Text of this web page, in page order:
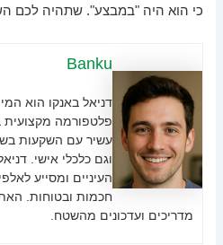
כי הוא היה "במבצע". שתהיה לכם
Banku
פלטפורמה מקצועית
עשיר עם השקעות
וגם כלכלי אישי.
העיניים ומסייע
חכמות ובטוחות.
מדריכים ועדכונים מהשטח.